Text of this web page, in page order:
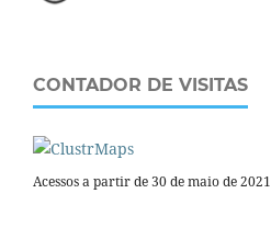
CONTADOR DE VISITAS
Acessos a partir de 30 de maio de 2021